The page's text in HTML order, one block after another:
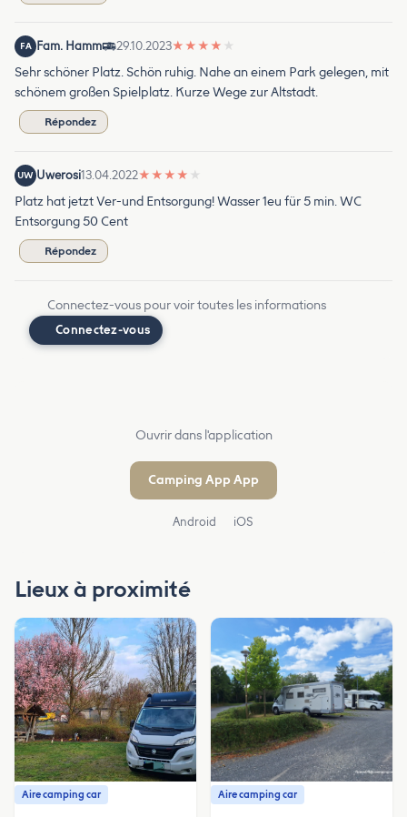
FA Fam. Hamm 29.10.2023★ ★ ★ ★ ★
Sehr schöner Platz. Schön ruhig. Nahe an einem Park gelegen, mit
schönem großen Spielplatz. Kurze Wege zur Altstadt.
Répondez
UW Uwerosi13.04.2022★ ★ ★ ★ ★
Platz hat jetzt Ver-und Entsorgung! Wasser 1eu für 5 min. WC
Entsorgung 50 Cent
Répondez
Connectez-vous pour voir toutes les informations
Connectez-vous
Ouvrir dans l'application
Camping App App
Android iOS
Lieux à proximité
Aire camping car Aire camping car